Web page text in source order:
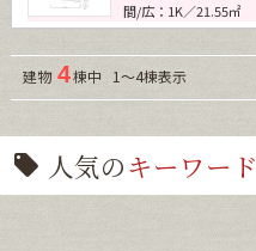
間/広：1K／21.55㎡
建物 4棟中 1～4棟表示
人気のキーワード